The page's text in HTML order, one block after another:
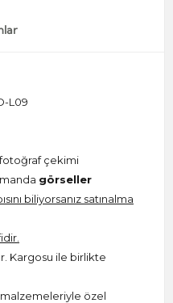
L09
çekimi
görseller
biliyorsanız satınalma
Kargosu ile birlikte
özel